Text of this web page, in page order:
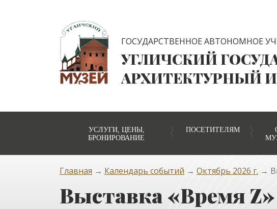
ГОСУДАРСТВЕННОЕ АВТОНОМНОЕ
УГЛИЧСКИЙ
АРХИТЕКТУРНЫЙ
УСЛУГИ, ЦЕНЫ,
БРОНИРОВАНИЕ
ПОСЕТИТЕЛЯМ
Главная → Календарь событий → Октябрь 2026 г. →
Выставка «Время Z»